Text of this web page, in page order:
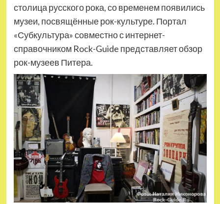
столица русского рока, со временем появились
музеи, посвящённые рок-культуре. Портал
«Субкультура» совместно с интернет-
справочником Rock-Guide представляет обзор
рок-музеев Питера.